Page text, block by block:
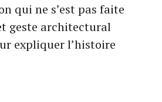
qui ne s’est pas faite
geste architectural
expliquer l’histoire